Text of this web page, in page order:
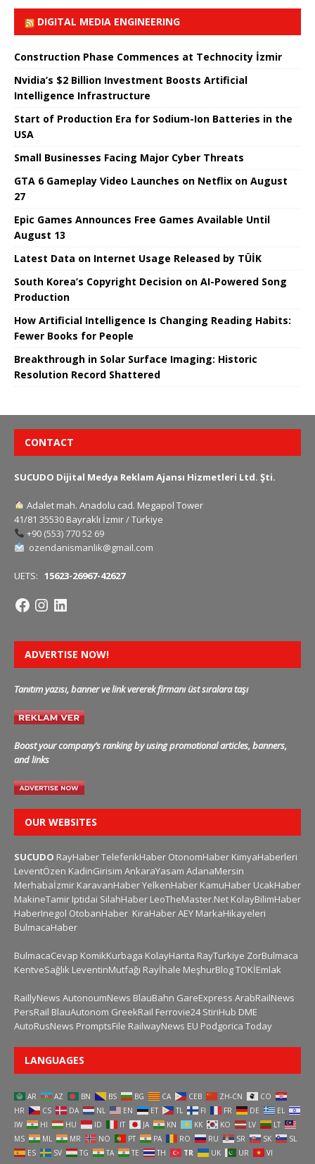
DIGITAL MEDIA ENGINEERING
Construction Phase Commences at Technocity İzmir
Nvidia’s $2 Billion Investment Boosts Artificial
Intelligence Infrastructure
Start of Production Era for Sodium-Ion Batteries in the
USA
Small Businesses Facing Major Cyber ​​Threats
GTA 6 Gameplay Video Launches on Netflix on August
27
Epic Games Announces Free Games Available Until
August 13
Latest Data on Internet Usage Released by TÜİK
South Korea’s Copyright Decision on AI-Powered Song
Production
How Artificial Intelligence Is Changing Reading Habits:
Fewer Books for People
Breakthrough in Solar Surface Imaging: Historic
Resolution Record Shattered
CONTACT
SUCUDO Dijital Medya Reklam Ajansı Hizmetleri Ltd. Şti.
Adalet mah. Anadolu cad. Megapol Tower
41/81 35530 Bayraklı İzmir / Türkiye
+90 (553) 770 52 69
ozendanismanlik@gmail.com
UETS: 15623-26967-42627
ADVERTISE NOW!
Tanıtım yazısı, banner ve link vererek firmanı üst sıralara taşı
Boost your company’s ranking by using promotional articles, banners,
and links
OUR WEBSITES
SUCUDO RayHaberTeleferikHaber OtonomHaber KimyaHaberleri
LeventÖzen KadinGirisim AnkaraYasam AdanaMersin
Merhabaİzmir KaravanHaberYelkenHaber KamuHaber UcakHaber
MakineTamir Iptidai SilahHaber LeoTheMaster.Net KolayBilimHaber
HaberInegol OtobanHaber KiraHaberAEY MarkaHikayeleri
BulmacaHaber
BulmacaCevap KomikKurbaga KolayHarita RayTurkiye ZorBulmaca
KentveSağlık LeventinMutfağı Rayİhale MeşhurBlogTOKİEmlak
RaillyNews AutonoumNews BlauBahn GareExpress ArabRailNews
PersRail BlauAutonom GreekRail Ferrovie24 StiriHub DME
AutoRusNews PromptsFile RailwayNews EU Podgorica Today
LANGUAGES
AR AZ BN BS BG CA CEB ZH-CN
CO
HR
CS DA NL EN ET TL FI FR DE
EL
IW
HI HU ID IT JA KN KK KO LV
LT
MS
ML MR NO PT PA RO RU SR SK
SL
ES
SV TG TA TE TH TR UK UR VI